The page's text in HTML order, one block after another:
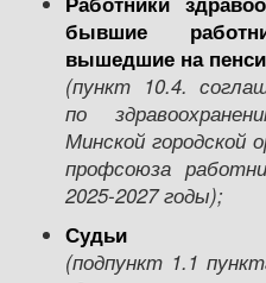
бывшие
вышедшие на
(пункт 10.4. с
по
здравоохранени
Минской городской
профсоюза
2025-2027годы);
Судьи
(подпункт 1.1